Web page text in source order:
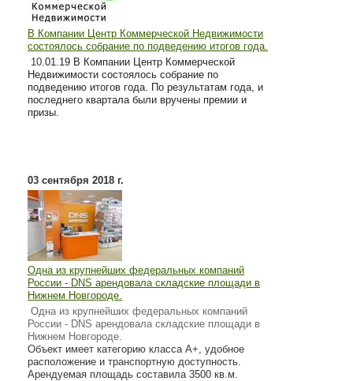
В Компании Центр Коммерческой Недвижимости
состоялось собрание по подведению итогов года.
10.01.19 В Компании Центр Коммерческой
Недвижимости состоялось собрание по
подведению итогов года. По результатам года, и
последнего квартала были вручены премии и
призы.
03 сентября 2018 г.
Одна из крупнейших федеральных компаний
России - DNS арендовала складские площади в
Нижнем Новгороде.
Одна из крупнейших федеральных компаний
России - DNS арендовала складские площади в
Нижнем Новгороде.
Объект имеет категорию класса А+, удобное
расположение и транспортную доступность.
Арендуемая площадь составила 3500 кв.м.